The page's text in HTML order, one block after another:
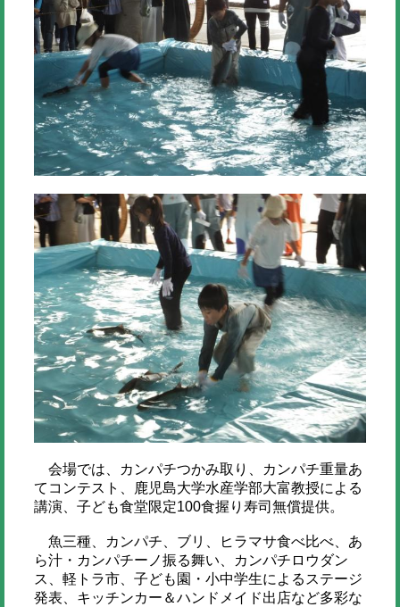
会場では、カンパチつかみ取り、カンパチ重量あ
てコンテスト、鹿児島大学水産学部大富教授による
講演、子ども食堂限定100食握り寿司無償提供。
魚三種、カンパチ、ブリ、ヒラマサ食べ比べ、あ
ら汁・カンパチーノ振る舞い、カンパチロウダン
ス、軽トラ市、子ども園・小中学生によるステージ
発表、キッチンカー＆ハンドメイド出店など多彩な